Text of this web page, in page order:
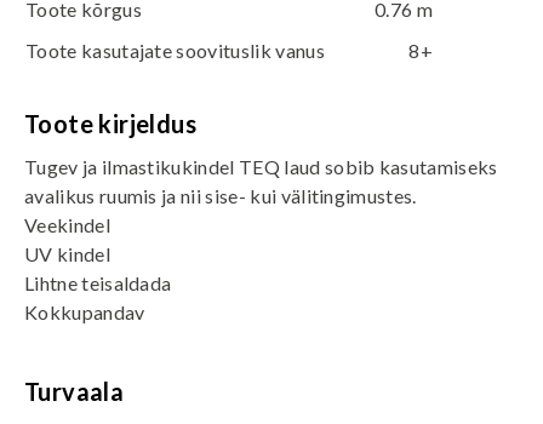
Toote kõrgus
0.76 m
Toote kasutajate soovituslik vanus
8+
Toote kirjeldus
Tugev ja ilmastikukindel TEQ laud sobib kasutamiseks
avalikus ruumis ja nii sise- kui välitingimustes.
Veekindel
UV kindel
Lihtne teisaldada
Kokkupandav
Turvaala